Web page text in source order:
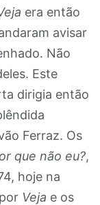
era então
avisar
Não
Este
dirigia então
Ferraz. Os
que não eu?,
hoje na
Veja e os